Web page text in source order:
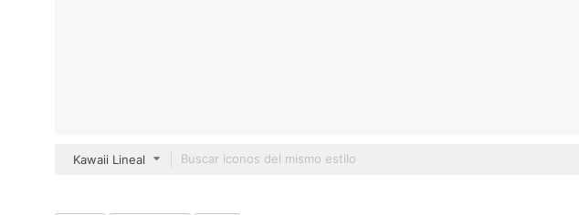
Kawaii Lineal